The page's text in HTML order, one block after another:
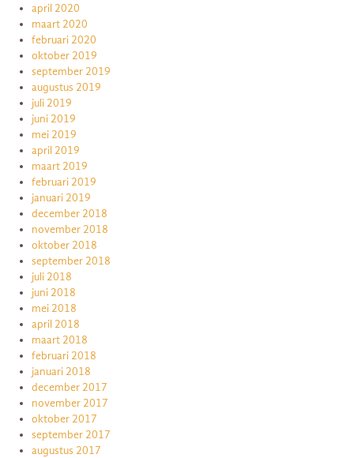
april 2020
maart 2020
februari 2020
oktober 2019
september 2019
augustus 2019
juli 2019
juni 2019
mei 2019
april 2019
maart 2019
februari 2019
januari 2019
december 2018
november 2018
oktober 2018
september 2018
juli 2018
juni 2018
mei 2018
april 2018
maart 2018
februari 2018
januari 2018
december 2017
november 2017
oktober 2017
september 2017
augustus 2017